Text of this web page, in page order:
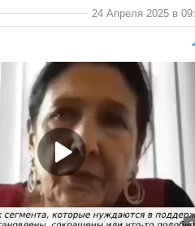
24 Апреля 2025 в